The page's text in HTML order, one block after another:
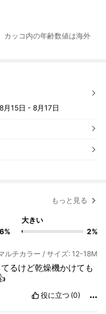
カッコ内の年齢数値は海外
8月15日 - 8月17日
もっと見る
大きい
2%
ルチカラー / サイズ: 12-18M
るけど乾燥機かけても
役に立つ (0)